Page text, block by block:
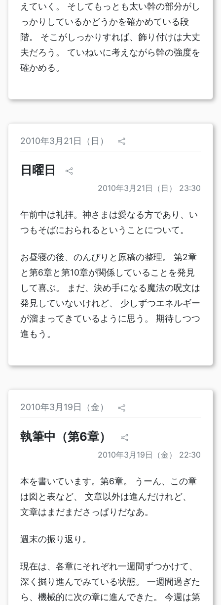
えていく。 そしてもっとも太い幹の部分がし
っかりしているかどうかを確かめている段
階。 そこがしっかりすれば、飾り付けは大丈
夫だろう。 ていねいに考えながら幹の強度を
確かめる。
2010年3月21日（日）
日曜日
2010年3月21日（日） 23:30
午前中は礼拝。神さまは愛なる方であり、い
つもそばにおられるということについて。
お昼寝の後、のんびりと原稿の整理。 第2章
と第6章と第10章が関係していることを発見
して喜ぶ。 まだ、決め手になる魔法の呪文は
発見していないけれど、 少しずつエネルギー
が溜まってきているように思う。 期待しつつ
進もう。
2010年3月19日（金）
執筆中（第6章）
2010年3月19日（金） 22:30
本を書いています。第6章。 うーん、この章
は図と表など、 文章以外は進んだけれど、
文章はまだまださっぱりだなあ。
週末の振り返り。
現在は、各章にそれぞれ一週間ずつかけて、
深く掘り進んでみている状態。 一週間過ぎた
ら、機械的に次の章に進んできた。 今週は第